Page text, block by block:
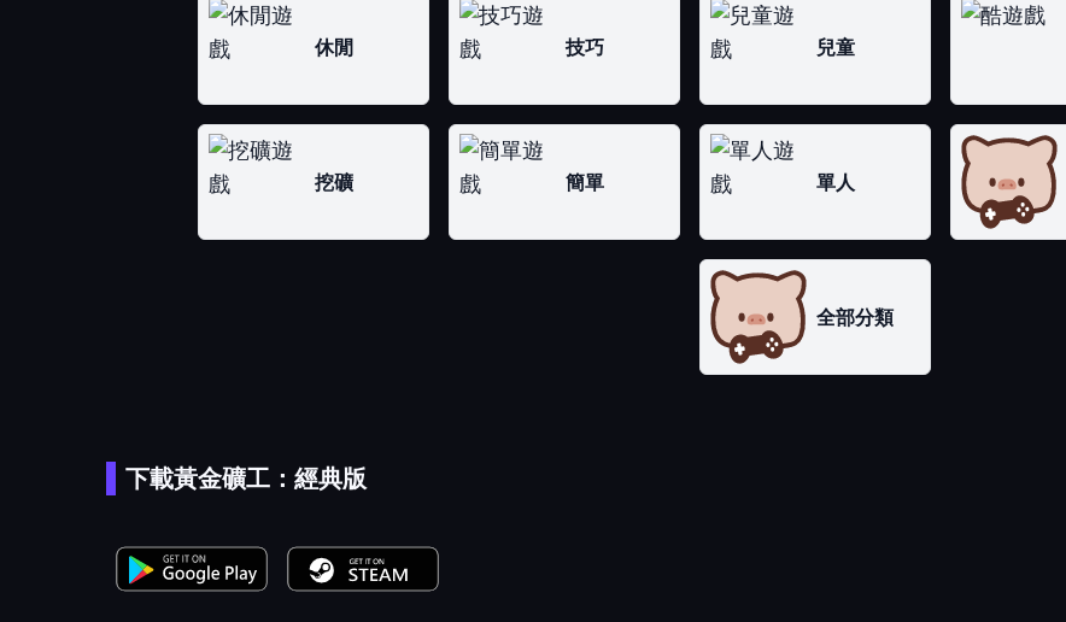
休閒 技巧 兒童
挖礦 簡單 單人
全部分類
下載黃金礦工：經典版